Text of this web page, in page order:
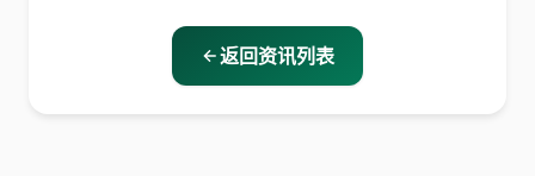
返回资讯列表